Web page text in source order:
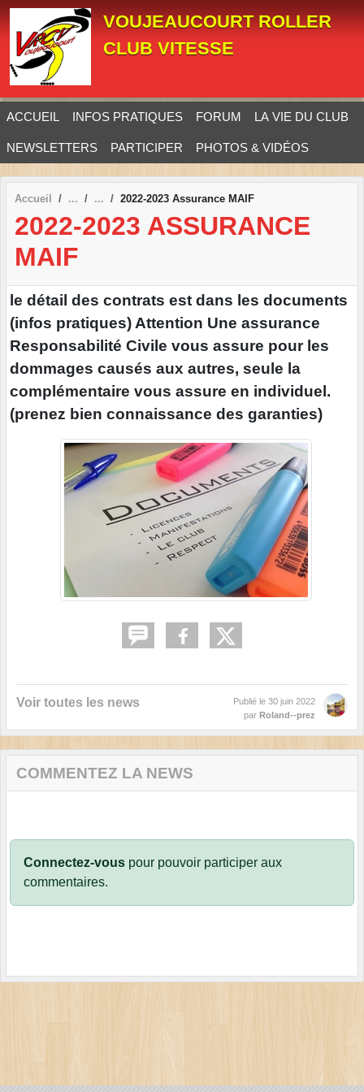
VOUJEAUCOURT ROLLER
CLUB VITESSE
ACCUEIL INFOS PRATIQUES FORUM LA VIE DU CLUB
NEWSLETTERS PARTICIPER PHOTOS & VIDÉOS
Accueil 2022-2023 Assurance MAIF
2022-2023 ASSURANCE
MAIF
le détail des contrats est dans les documents
(infos pratiques) Attention Une assurance
Responsabilité Civile vous assure pour les
dommages causés aux autres, seule la
complémentaire vous assure en individuel.
(prenez bien connaissance des garanties)
Voir toutes les news Publié le 30 juin 2022
par Roland--prez
COMMENTEZ LA NEWS
Connectez-vous pour pouvoir participer aux
commentaires.
Panneau de gestion des cookies